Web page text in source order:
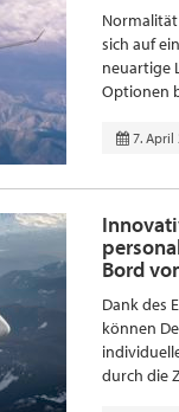
sich auf
neuartige
Optionen
7. April
Bord
Dank des
können
durch die